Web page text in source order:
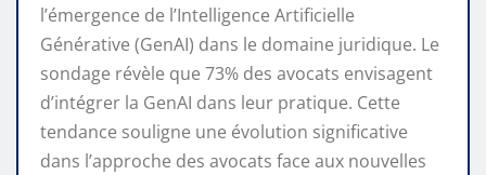
l’émergence de l’Intelligence Artificielle
Générative (GenAI) dans le domaine juridique. Le
sondage révèle que 73% des avocats envisagent
d’intégrer la GenAI dans leur pratique. Cette
tendance souligne une évolution significative
dans l’approche des avocats face aux nouvelles